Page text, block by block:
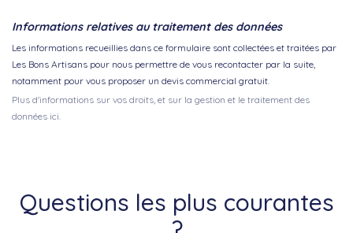
Informations relatives au traitement des données
Les informations recueillies dans ce formulaire sont collectées et traitées par
Les Bons Artisans pour nous permettre de vous recontacter par la suite,
notamment pour vous proposer un devis commercial gratuit.
Plus d'informations sur vos droits, et sur la gestion et le traitement des
données ici.
Questions les plus courantes